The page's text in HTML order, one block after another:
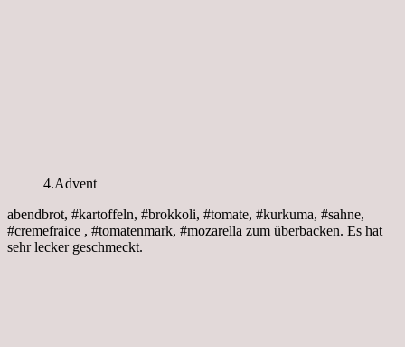
4.Advent
abendbrot, #kartoffeln, #brokkoli, #tomate, #kurkuma, #sahne,
#cremefraice , #tomatenmark, #mozarella zum überbacken. Es hat
sehr lecker geschmeckt.